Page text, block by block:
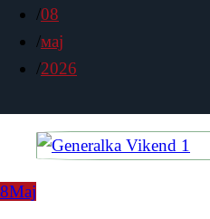
08
мај
2026
8Мај